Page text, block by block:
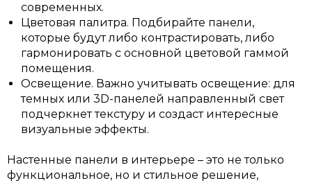
современных.
Цветовая палитра. Подбирайте панели,
которые будут либо контрастировать, либо
гармонировать с основной цветовой гаммой
помещения.
Освещение. Важно учитывать освещение: для
темных или 3D-панелей направленный свет
подчеркнет текстуру и создаст интересные
визуальные эффекты.
Настенные панели в интерьере – это не только
функциональное, но и стильное решение,